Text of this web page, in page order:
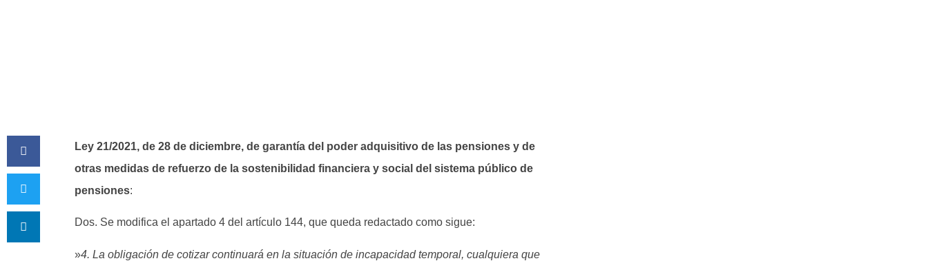
Ley 21/2021, de 28 de diciembre, de garantía del poder adquisitivo de las pensiones y de
otras medidas de refuerzo de la sostenibilidad financiera y social del sistema público de
pensiones:
Dos. Se modifica el apartado 4 del artículo 144, que queda redactado como sigue:
»4. La obligación de cotizar continuará en la situación de incapacidad temporal, cualquiera que